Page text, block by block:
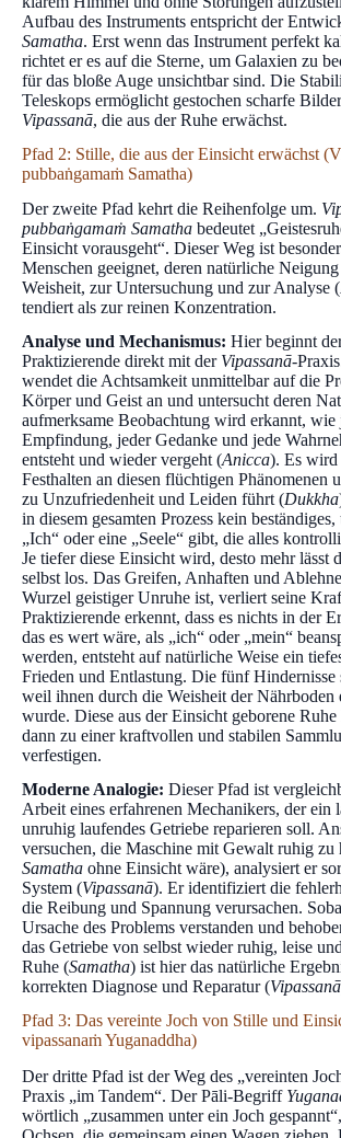
Aufbau des Instruments entspricht der
Samatha. Erst wenn das Instrument perfekt
richtet er es auf die Sterne, um Galaxien zu
für das bloße Auge unsichtbar sind. Die
Teleskops ermöglicht gestochen scharfe
Vipassanā, die aus der Ruhe erwächst.
Pfad 2: Stille, die aus der Einsicht erwächst
pubbaṅgamaṁ Samatha)
Der zweite Pfad kehrt die Reihenfolge um.
pubbaṅgamaṁ Samatha bedeutet
Einsicht vorausgeht“. Dieser Weg ist
Menschen geeignet, deren natürliche
Weisheit, zur Untersuchung und zur Analyse (
tendiert als zur reinen Konzentration.
Analyse und Mechanismus: Hier beginnt
Praktizierende direkt mit der Vipassanā-
wendet die Achtsamkeit unmittelbar auf die
Körper und Geist an und untersucht deren
aufmerksame Beobachtung wird erkannt, wie
Empfindung, jeder Gedanke und jede
entsteht und wieder vergeht (Anicca). Es wird
Festhalten an diesen flüchtigen Phänomenen
zu Unzufriedenheit und Leiden führt (Dukkha
in diesem gesamten Prozess kein
„Ich“ oder eine „Seele“ gibt, die alles
Je tiefer diese Einsicht wird, desto mehr lässt
selbst los. Das Greifen, Anhaften und
Wurzel geistiger Unruhe ist, verliert seine
Praktizierende erkennt, dass es nichts in der
das es wert wäre, als „ich“ oder „mein“
werden, entsteht auf natürliche Weise ein
Frieden und Entlastung. Die fünf Hindernisse
weil ihnen durch die Weisheit der Nährboden
wurde. Diese aus der Einsicht geborene Ruhe
dann zu einer kraftvollen und stabilen
verfestigen.
Moderne Analogie: Dieser Pfad ist
Arbeit eines erfahrenen Mechanikers, der ein
unruhig laufendes Getriebe reparieren soll.
versuchen, die Maschine mit Gewalt ruhig zu
Samatha ohne Einsicht wäre), analysiert er
System (Vipassanā). Er identifiziert die
die Reibung und Spannung verursachen.
Ursache des Problems verstanden und
das Getriebe von selbst wieder ruhig, leise
Ruhe (Samatha) ist hier das natürliche
korrekten Diagnose und Reparatur (Vipassanā
Pfad 3: Das vereinte Joch von Stille und
vipassanaṁ Yuganaddha)
Der dritte Pfad ist der Weg des „vereinten
Praxis „im Tandem“. Der Pāli-Begriff
wörtlich „zusammen unter ein Joch